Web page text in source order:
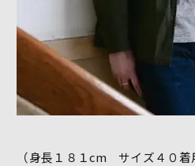
（身長１８１cm サイズ４０着